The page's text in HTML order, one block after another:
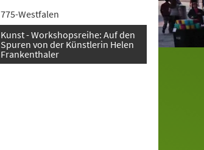
775-Westfalen
Kunst - Workshopsreihe: Auf den
Spuren von der Künstlerin Helen
Frankenthaler